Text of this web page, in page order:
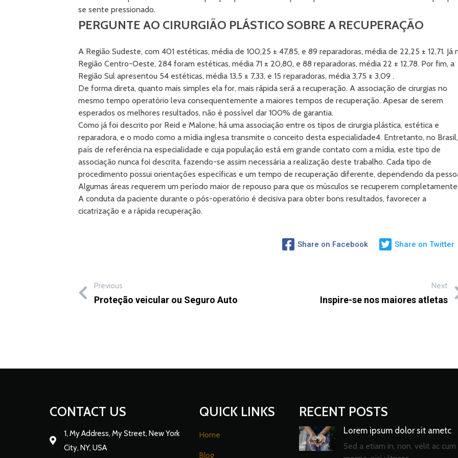
se sente pressionado.
PERGUNTE AO CIRURGIÃO PLÁSTICO SOBRE A RECUPERAÇÃO
A Região Sudeste, com 401 estéticas, média de 100,25 ± 47,85, e 89 reparadoras, média de 22,25 ± 12,71. Já
Região Centro-Oeste, 284 foram estéticas, média 71 ± 20,80, e 88 reparadoras, média 22 ± 12,78. Por fim, a
Região Sul apresentou 54 estéticas, média 13,5 ± 7,33, e 15 reparadoras, média 3,75 ± 3,09 .
De forma direta, quanto mais simples ela for, mais rápida será a recuperação. A associação de cirurgias no
mesmo tempo operatório leva consequentemente a maiores tempos de recuperação. Apesar de serem
esperados os melhores resultados, não é possível dar 100% de garantia.
Como já foi descrito por Reid e Malone, há uma associação entre os tipos de cirurgia plástica, estética e
reparadora, e o modo como a mídia inglesa transmite o conceito desta especialidade4. Entretanto, no Brasil,
país de referência na especialidade e cuja população está em grande contato com a mídia, este tipo de
associação nunca foi descrita, fazendo-se assim necessária a realização deste trabalho. Cada tipo de
procedimento possui orientações específicas e um tempo de recuperação diferente, dependendo da
Algumas áreas requerem um período maior de repouso para que os músculos se recuperem
A conduta da paciente durante o pós-operatório é decisiva para obter bons resultados, favorecer a
cicatrização e a rápida recuperação.
Share on Facebook Share on Twitter
Previous
Proteção veicular ou Seguro Auto
Next
Inspire-se nos maiores atletas
CONTACT US
1, My Address, My Street, New York
City, NY, USA
QUICK LINKS
Home
Blog
RECENT POSTS
Lorem ipsum dolor sit ametc
Sed a etiam in, non, velit ac cum